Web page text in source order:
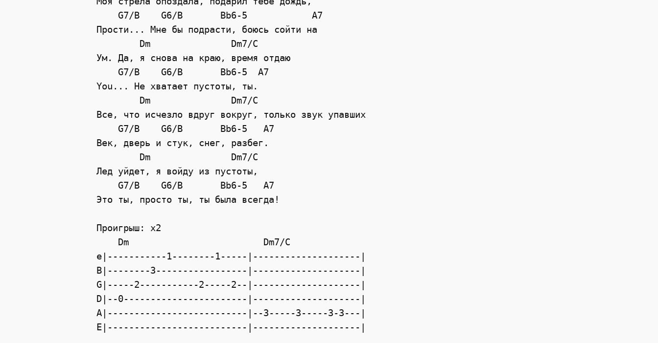
    G7/B    G6/B       Bb6-5            A7
Прости... Мне бы подрасти, боюсь сойти на
        Dm               Dm7/C
Ум. Да, я снова на краю, время отдаю
    G7/B    G6/B       Bb6-5  A7
You... Не хватает пустоты, ты.
        Dm               Dm7/C
Все, что исчезло вдруг вокруг, только звук упавших
    G7/B    G6/B       Bb6-5   A7
Век, дверь и стук, снег, разбег.
        Dm               Dm7/C
Лед уйдет, я войду из пустоты,
    G7/B    G6/B       Bb6-5   A7
Это ты, просто ты, ты была всегда!
Проигрыш: x2
    Dm                         Dm7/C
e|-----------1--------1-----|--------------------|
B|--------3-----------------|--------------------|
G|-----2-----------2-----2--|--------------------|
D|--0-----------------------|--------------------|
A|--------------------------|--3-----3-----3-3---|
E|--------------------------|--------------------|